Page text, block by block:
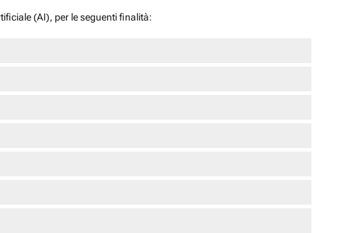
(AI), per le seguenti finalità: